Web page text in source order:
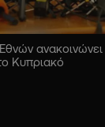
Κυπριακό